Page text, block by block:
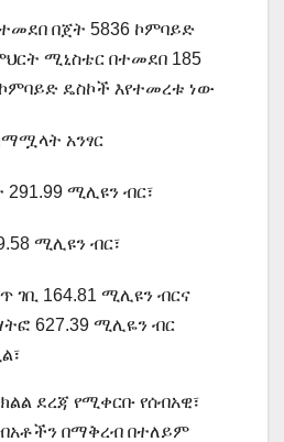
በጀት 5836 ኮምባይድ
ሚኒስቴር በተመደበ 185
ዴስኮች እየተመረቱ ነው
አንፃር
ሚሊዩን ብር፣
ሚሊዩን ብር፣
ገቢ 164.81 ሚሊዩን ብርና
627.39 ሚሊዬን ብር
ደረጃ የሚቀርቡ የሰብአዊ፣
በማቅረብ በተለይም